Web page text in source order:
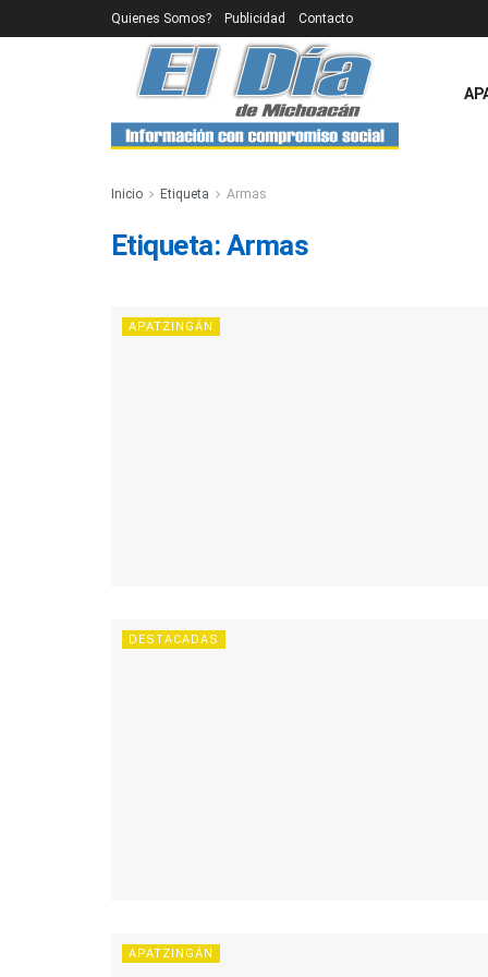
Quienes Somos? Publicidad Contacto
Inicio Etiqueta Armas
Etiqueta: Armas
APATZINGÁN
DESTACADAS
APATZINGÁN